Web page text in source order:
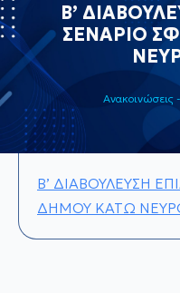
Β’
ΣΕΝΑΡΙΟ
Ανακοινώσεις
Β’ ΔΙΑΒΟΥΛΕΥΣΗ
ΔΗΜΟΥ ΚΑΤΩ